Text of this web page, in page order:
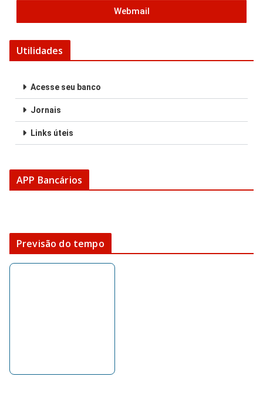
Webmail
Utilidades
Acesse seu banco
Jornais
Links úteis
APP Bancários
Previsão do tempo